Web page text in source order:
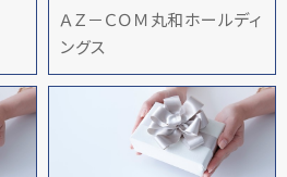
ＡＺ－ＣＯＭ丸和ホールディ
ングス